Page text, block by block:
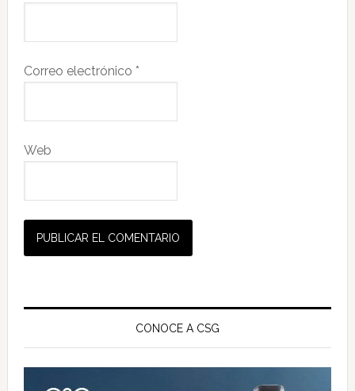
Correo electrónico *
Web
Barra
principal
CONOCE A CSG